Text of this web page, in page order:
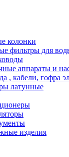
колонки
фильтры для
аппараты и
, кабели, гофра
латунные
изделия